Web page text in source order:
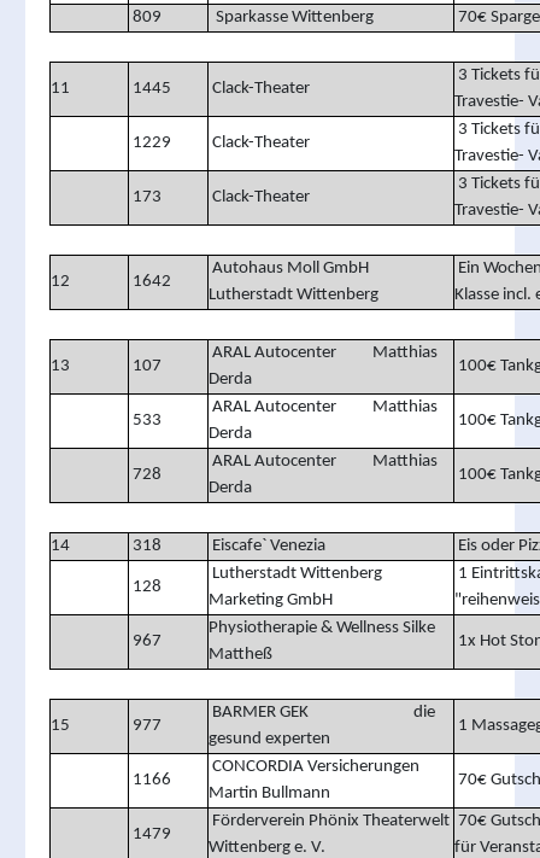
809
Sparkasse Wittenberg 70€
11 1445 Clack-Theater
3
Travestie-
1229 Clack-Theater
3
Travestie-
173 Clack-Theater
3
Travestie-
12 1642
Autohaus Moll GmbH
Lutherstadt Wittenberg
Ein
Klasse incl.
13 107
ARAL Autocenter Matthias
Derda
100€
533
ARAL Autocenter Matthias
Derda
100€
728
ARAL Autocenter Matthias
Derda
100€
14 318 Eiscafe` Venezia Eis oder
128
Lutherstadt Wittenberg
Marketing GmbH
1
967
Physiotherapie & Wellness Silke
Mattheß
1x Hot
15 977
BARMER GEK die
gesund experten
1
1166
CONCORDIA Versicherungen
Martin Bullmann
70€
1479
Förderverein Phönix Theaterwelt
Wittenberg e. V.
70€
für